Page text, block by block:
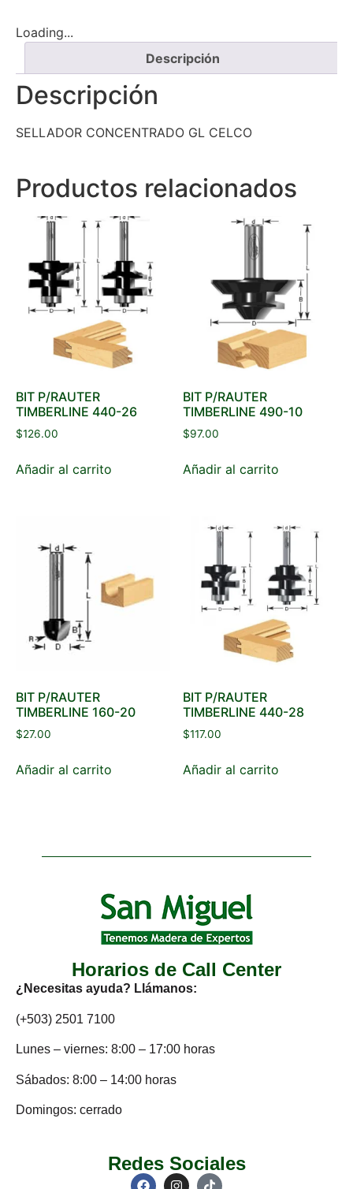
Loading...
Descripción
Descripción
SELLADOR CONCENTRADO GL CELCO
Productos relacionados
BIT P/RAUTER
TIMBERLINE 440-26
$126.00
Añadir al carrito
BIT P/RAUTER
TIMBERLINE 490-10
$97.00
Añadir al carrito
BIT P/RAUTER
TIMBERLINE 160-20
$27.00
Añadir al carrito
BIT P/RAUTER
TIMBERLINE 440-28
$117.00
Añadir al carrito
Horarios de Call Center
¿Necesitas ayuda? Llámanos:
(+503) 2501 7100
Lunes – viernes: 8:00 – 17:00 horas
Sábados: 8:00 – 14:00 horas
Domingos: cerrado
Redes Sociales